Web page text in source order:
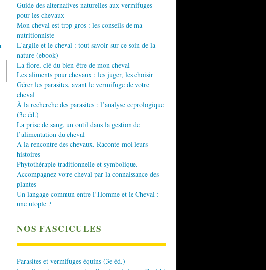
Guide des alternatives naturelles aux vermifuges
pour les chevaux
Mon cheval est trop gros : les conseils de ma
nutritionniste
L'argile et le cheval : tout savoir sur ce soin de la
nature (ebook)
La flore, clé du bien-être de mon cheval
Les aliments pour chevaux : les juger, les choisir
Gérer les parasites, avant le vermifuge de votre
cheval
À la recherche des parasites : l’analyse coprologique
(3e éd.)
La prise de sang, un outil dans la gestion de
l’alimentation du cheval
À la rencontre des chevaux. Raconte-moi leurs
histoires
Phytothérapie traditionnelle et symbolique.
Accompagnez votre cheval par la connaissance des
plantes
Un langage commun entre l’Homme et le Cheval :
une utopie ?
NOS FASCICULES
Parasites et vermifuges équins (3e éd.)